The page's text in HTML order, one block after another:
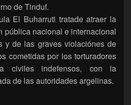
de Tinduf.
El Buharruti tratade atraer la
pública nacional e internacional
y de las graves violaciónes de
cometidas por los torturadores
civiles indefensos, con la
de las autoridades argelinas.